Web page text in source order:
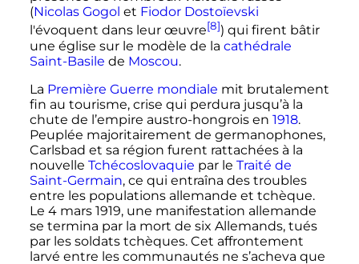
(Nicolas Gogol et Fiodor Dostoïevski
l'évoquent dans leur œuvre[8]) qui firent bâtir
une église sur le modèle de la cathédrale
Saint-Basile de Moscou.
La Première Guerre mondiale mit brutalement
fin au tourisme, crise qui perdura jusqu’à la
chute de l’empire austro-hongrois en 1918.
Peuplée majoritairement de germanophones,
Carlsbad et sa région furent rattachées à la
nouvelle Tchécoslovaquie par le Traité de
Saint-Germain, ce qui entraîna des troubles
entre les populations allemande et tchèque.
Le 4 mars 1919, une manifestation allemande
se termina par la mort de six Allemands, tués
par les soldats tchèques. Cet affrontement
larvé entre les communautés ne s’acheva que